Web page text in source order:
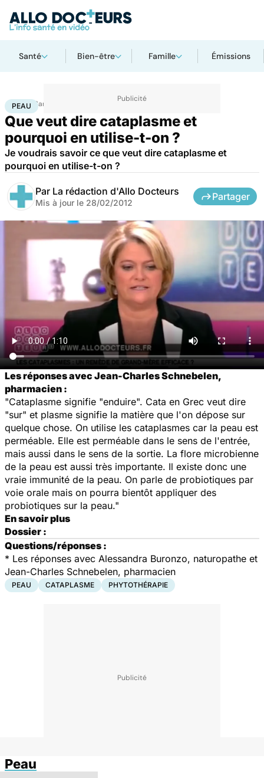
Santé Bien-être Famille Émissions
Accueil Santé
PEAU
Que veut dire cataplasme et
pourquoi en utilise-t-on ?
Je voudrais savoir ce que veut dire cataplasme et
pourquoi en utilise-t-on ?
Par La rédaction d'Allo Docteurs
Mis à jour le 28/02/2012
Partager
Les réponses avec Jean-Charles Schnebelen,
pharmacien :
"Cataplasme signifie "enduire". Cata en Grec veut dire
"sur" et plasme signifie la matière que l'on dépose sur
quelque chose. On utilise les cataplasmes car la peau est
perméable. Elle est perméable dans le sens de l'entrée,
mais aussi dans le sens de la sortie. La flore microbienne
de la peau est aussi très importante. Il existe donc une
vraie immunité de la peau. On parle de probiotiques par
voie orale mais on pourra bientôt appliquer des
probiotiques sur la peau."
En savoir plus
Dossier :
Questions/réponses :
* Les réponses avec Alessandra Buronzo, naturopathe et
Jean-Charles Schnebelen, pharmacien
PEAU CATAPLASME PHYTOTHÉRAPIE
Peau